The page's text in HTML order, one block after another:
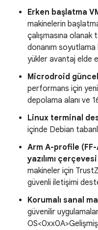
Erken başlatma
makinelerin
çalışmasına olanak
donanım
yükler avantaj elde
Microdroid
performans için
depolama alanı ve
Linux terminal
içinde Debian
Arm A-profile
yazılımı
makineler için
güvenli iletişimi
Korumalı sanal
güvenilir